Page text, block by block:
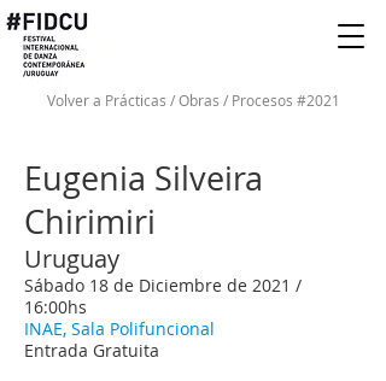
Volver a Prácticas / Obras / Procesos #2021
Eugenia Silveira
Chirimiri
Uruguay
Sábado 18 de Diciembre de 2021 /
16:00hs
INAE, Sala Polifuncional
Entrada Gratuita